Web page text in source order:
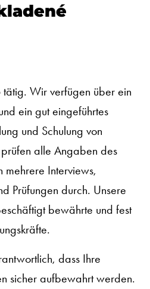
tätig. Wir verfügen über ein
ein gut eingeführtes
und Schulung von
alle Angaben des
mehrere Interviews,
Prüfungen durch. Unsere
bewährte und fest
dass Ihre
sicher aufbewahrt werden.